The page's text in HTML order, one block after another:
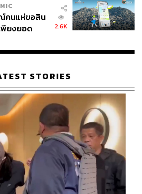
คนแห่ขอสิน
พียงยอด
2.6K
STORIES